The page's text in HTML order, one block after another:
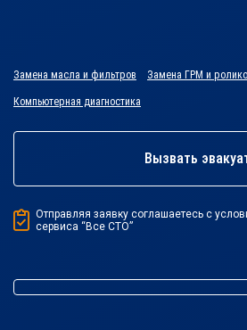
Замена масла и фильтров Замена ГРМ и
Компьютерная диагностика
Вызвать
Отправляя заявку соглашаетесь с
сервиса “Все СТО”